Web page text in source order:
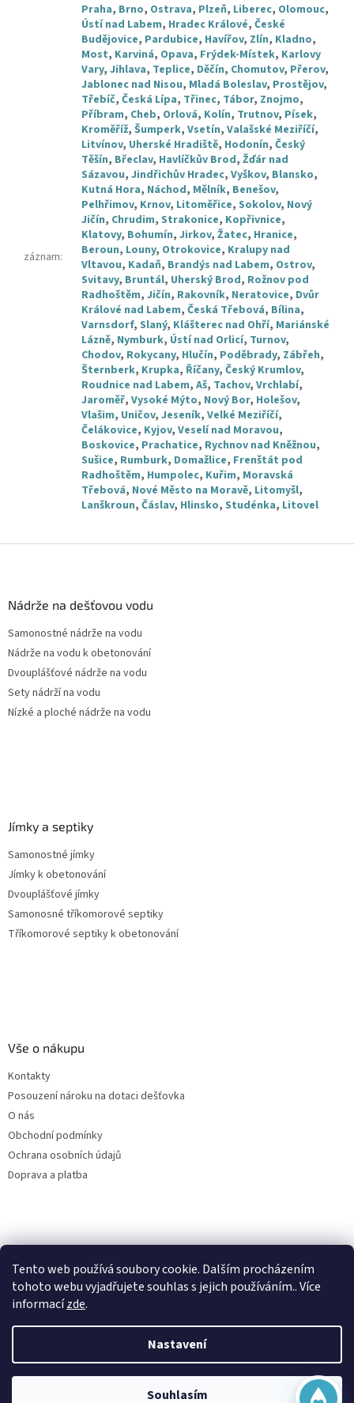
Tento web používá soubory cookie. Dalším procházením
tohoto webu vyjadřujete souhlas s jejich používáním.. Více
informacízde.
Nastavení
Souhlasím
záznam:
Praha, Brno, Ostrava, Plzeň, Liberec, Olomouc,
Ústí nad Labem, Hradec Králové, České
Budějovice, Pardubice, Havířov, Zlín, Kladno,
Most, Karviná, Opava, Frýdek-Místek, Karlovy
Vary, Jihlava, Teplice, Děčín, Chomutov, Přerov,
Jablonec nad Nisou, Mladá Boleslav, Prostějov,
Třebíč, Česká Lípa, Třinec, Tábor, Znojmo,
Příbram, Cheb, Orlová, Kolín, Trutnov, Písek,
Kroměříž, Šumperk, Vsetín, Valašské Meziříčí,
Litvínov, Uherské Hradiště, Hodonín, Český
Těšín, Břeclav, Havlíčkův Brod, Žďár nad
Sázavou, Jindřichův Hradec, Vyškov, Blansko,
Kutná Hora, Náchod, Mělník, Benešov,
Pelhřimov, Krnov, Litoměřice, Sokolov, Nový
Jičín, Chrudim, Strakonice, Kopřivnice,
Klatovy, Bohumín, Jirkov, Žatec, Hranice,
Beroun, Louny, Otrokovice, Kralupy nad
Vltavou, Kadaň, Brandýs nad Labem, Ostrov,
Svitavy, Bruntál, Uherský Brod, Rožnov pod
Radhoštěm, Jičín, Rakovník, Neratovice, Dvůr
Králové nad Labem, Česká Třebová, Bílina,
Varnsdorf, Slaný, Klášterec nad Ohří, Mariánské
Lázně, Nymburk, Ústí nad Orlicí, Turnov,
Chodov, Rokycany, Hlučín, Poděbrady, Zábřeh,
Šternberk, Krupka, Říčany, Český Krumlov,
Roudnice nad Labem, Aš, Tachov, Vrchlabí,
Jaroměř, Vysoké Mýto, Nový Bor, Holešov,
Vlašim, Uničov, Jeseník, Velké Meziříčí,
Čelákovice, Kyjov, Veselí nad Moravou,
Boskovice, Prachatice, Rychnov nad Kněžnou,
Sušice, Rumburk, Domažlice, Frenštát pod
Radhoštěm, Humpolec, Kuřim, Moravská
Třebová, Nové Město na Moravě, Litomyšl,
Lanškroun, Čáslav, Hlinsko, Studénka, Litovel
Nádrže na dešťovou vodu
Samonostné nádrže na vodu
Nádrže na vodu k obetonování
Dvouplášťové nádrže na vodu
Sety nádrží na vodu
Nízké a ploché nádrže na vodu
Jímky a septiky
Samonostné jímky
Jímky k obetonování
Dvouplášťové jímky
Samonosné tříkomorové septiky
Tříkomorové septiky k obetonování
Vše o nákupu
Kontakty
Posouzení nároku na dotaci dešťovka
O nás
Obchodní podmínky
Ochrana osobních údajů
Doprava a platba
Filtry dešťové vody
Vytvořil Shoptet
Česká nádrž. Všechna práva vyhrazena.
Online
Začít konverzaci